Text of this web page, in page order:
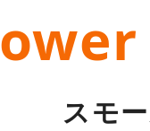
スモ